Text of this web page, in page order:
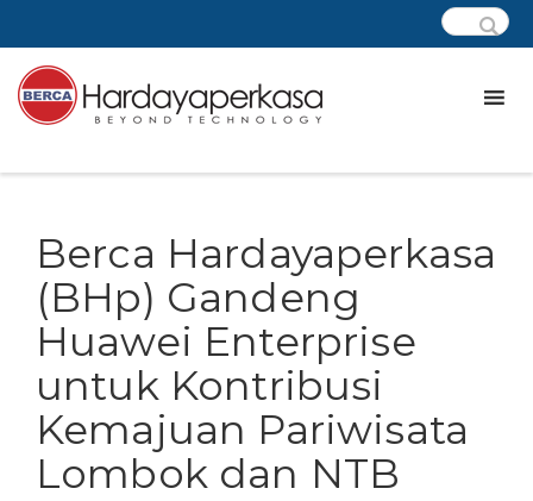
Berca Hardayaperkasa
(BHp) Gandeng
Huawei Enterprise
untuk Kontribusi
Kemajuan Pariwisata
Lombok dan NTB